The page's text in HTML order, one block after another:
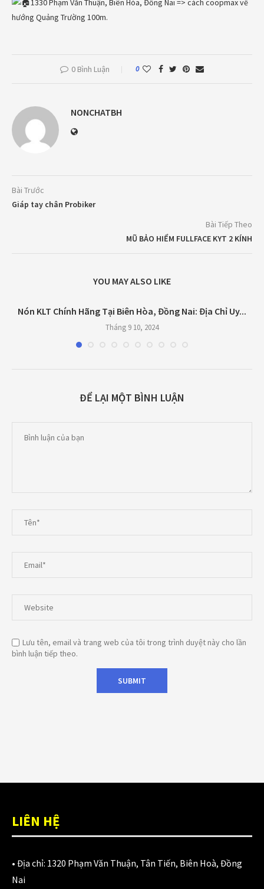
1330 Phạm Văn Thuận, Biên Hòa, Đồng Nai => cách coopmax về
hướng Quảng Trường 100m.
0 Bình Luận 0
NONCHATBH
Bài Trước
Giáp tay chân Probiker
Bài Tiếp Theo
MŨ BẢO HIỂM FULLFACE KYT 2 KÍNH
YOU MAY ALSO LIKE
Nón KLT Chính Hãng Tại Biên Hòa, Đồng Nai: Địa Chỉ Uy...
Tháng 9 10, 2024
ĐỂ LẠI MỘT BÌNH LUẬN
Lưu tên, email và trang web của tôi trong trình duyệt này cho lần
bình luận tiếp theo.
LIÊN HỆ
• Địa chỉ: 1320 Phạm Văn Thuận, Tân Tiến, Biên Hoà, Đồng
Nai